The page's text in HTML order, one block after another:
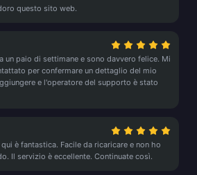
questo sito web.
un paio di settimane e sono davvero felice. Mi
per confermare un dettaglio del mio
e l'operatore del supporto è stato
è fantastica. Facile da ricaricare e non ho
Il servizio è eccellente. Continuate così.